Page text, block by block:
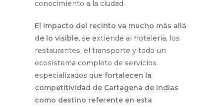
conocimiento a la ciudad.
El impacto del recinto va mucho más allá
de lo visible, se extiende al hotelería, los
restaurantes, el transporte y todo un
ecosistema completo de servicios
especializados que fortalecen la
competitividad de Cartagena de Indias
como destino referente en esta